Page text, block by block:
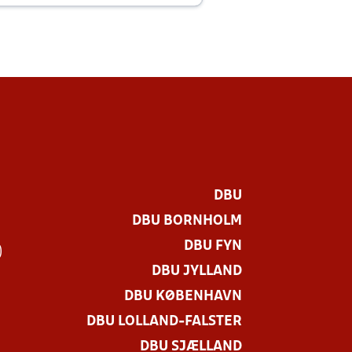
DBU
DBU BORNHOLM
DBU FYN
DBU JYLLAND
DBU KØBENHAVN
DBU LOLLAND-FALSTER
DBU SJÆLLAND